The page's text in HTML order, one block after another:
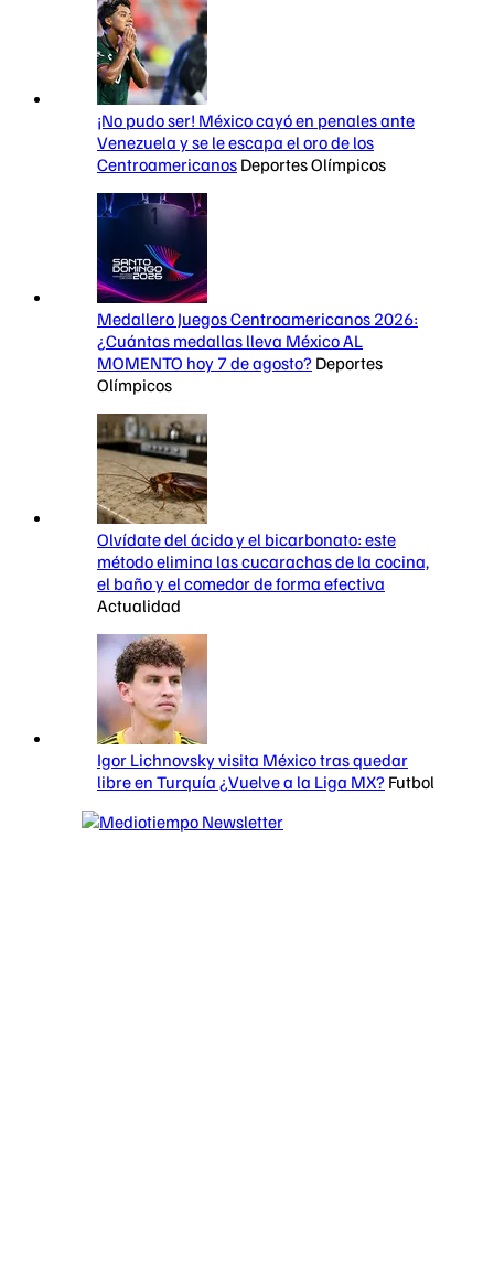
¡No pudo ser! México cayó en penales ante
Venezuela y se le escapa el oro de los
Centroamericanos Deportes Olímpicos
Medallero Juegos Centroamericanos 2026:
¿Cuántas medallas lleva México AL
MOMENTO hoy 7 de agosto? Deportes
Olímpicos
Olvídate del ácido y el bicarbonato: este
método elimina las cucarachas de la cocina,
el baño y el comedor de forma efectiva
Actualidad
Igor Lichnovsky visita México tras quedar
libre en Turquía ¿Vuelve a la Liga MX? Futbol